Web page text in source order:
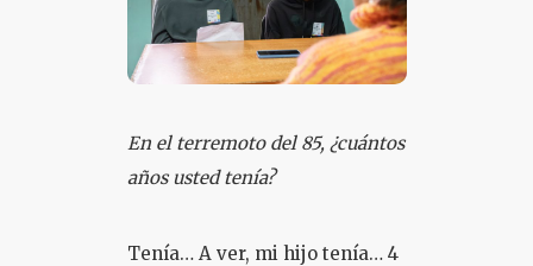
En el terremoto del 85, ¿cuántos
años usted tenía?
Tenía… A ver, mi hijo tenía… 4